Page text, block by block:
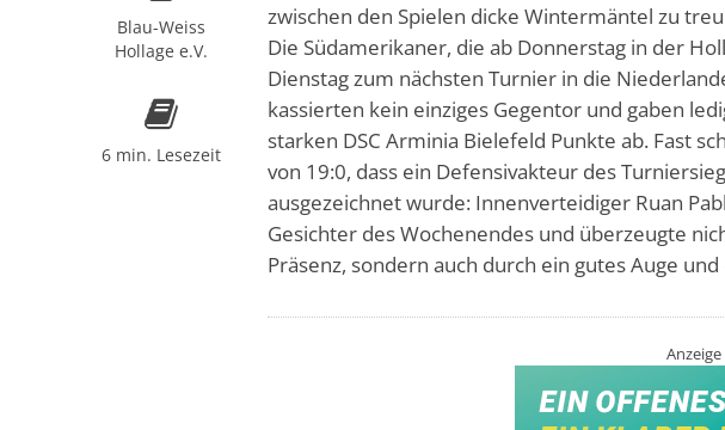
Blau-Weiss
Hollage e.V.
6 min. Lesezeit
zwischen den Spielen dicke Wintermäntel zu
Die Südamerikaner, die ab Donnerstag in der
Dienstag zum nächsten Turnier in die
kassierten kein einziges Gegentor und gaben
starken DSC Arminia Bielefeld Punkte ab. Fast
von 19:0, dass ein Defensivakteur des
ausgezeichnet wurde: Innenverteidiger Ruan
Gesichter des Wochenendes und überzeugte
Präsenz, sondern auch durch ein gutes Auge
Anzeige